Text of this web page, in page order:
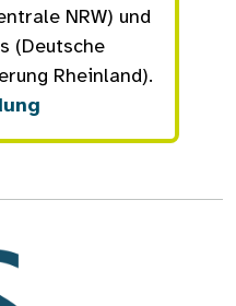
NRW) und
(Deutsche
Rheinland).